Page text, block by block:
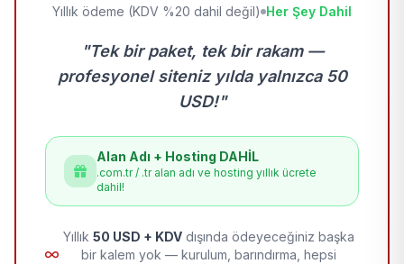
Yıllık ödeme (KDV %20 dahil değil) Her Şey Dahil
"Tek bir paket, tek bir rakam —
profesyonel siteniz yılda yalnızca 50
USD!"
Alan Adı + Hosting DAHİL
.com.tr / .tr alan adı ve hosting yıllık ücrete
dahil!
Yıllık 50 USD + KDV dışında ödeyeceğiniz başka
bir kalem yok — kurulum, barındırma, hepsi